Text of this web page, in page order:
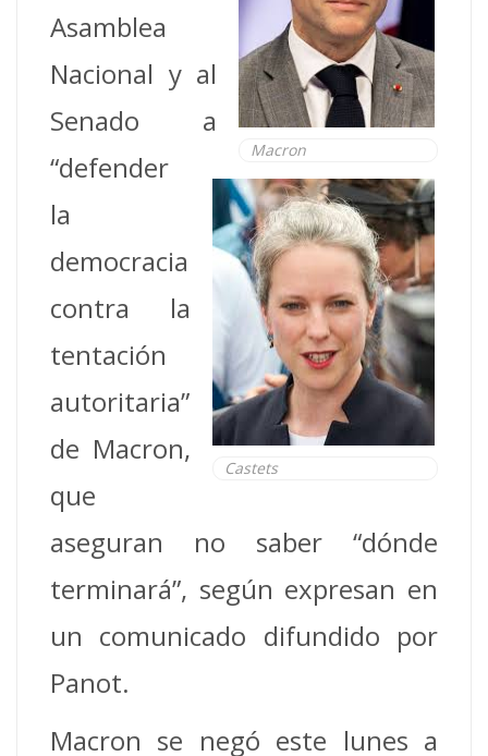
Macron
Castets
Asamblea
Nacional y al
Senado a
“defender
la
democracia
contra la
tentación
autoritaria”
de Macron,
que
aseguran no saber “dónde
terminará”, según expresan en
un comunicado difundido por
Panot.
Macron se negó este lunes a